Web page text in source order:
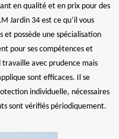
en qualité et en prix pour des
Jardin 34 est ce qu’il vous
et possède une spécialisation
pour ses compétences et
travaille avec prudence mais
sont efficaces. Il se
individuelle, nécessaires
sont vérifiés périodiquement.